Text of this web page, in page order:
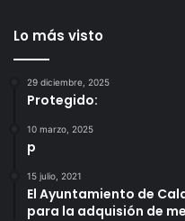
Lo más visto
29 diciembre, 2025
Protegido:
10 marzo, 2025
p
15 julio, 2021
El Ayuntamiento de
para la adquisión de